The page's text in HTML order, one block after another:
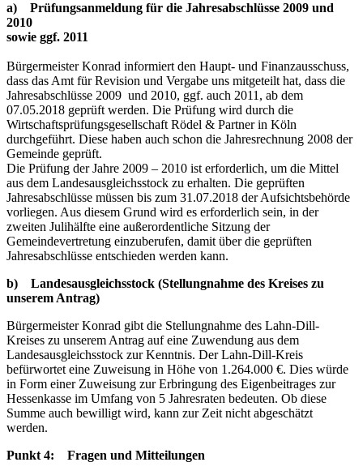
a) Prüfungsanmeldung für die Jahresabschlüsse 2009 und
2010
sowie ggf. 2011
Bürgermeister Konrad informiert den Haupt- und Finanzausschuss,
dass das Amt für Revision und Vergabe uns mitgeteilt hat, dass die
Jahresabschlüsse 2009 und 2010, ggf. auch 2011, ab dem
07.05.2018 geprüft werden. Die Prüfung wird durch die
Wirtschaftsprüfungsgesellschaft Rödel & Partner in Köln
durchgeführt. Diese haben auch schon die Jahresrechnung 2008 der
Gemeinde geprüft.
Die Prüfung der Jahre 2009 – 2010 ist erforderlich, um die Mittel
aus dem Landesausgleichsstock zu erhalten. Die geprüften
Jahresabschlüsse müssen bis zum 31.07.2018 der Aufsichtsbehörde
vorliegen. Aus diesem Grund wird es erforderlich sein, in der
zweiten Julihälfte eine außerordentliche Sitzung der
Gemeindevertretung einzuberufen, damit über die geprüften
Jahresabschlüsse entschieden werden kann.
b) Landesausgleichsstock (Stellungnahme des Kreises zu
unserem Antrag)
Bürgermeister Konrad gibt die Stellungnahme des Lahn-Dill-
Kreises zu unserem Antrag auf eine Zuwendung aus dem
Landesausgleichsstock zur Kenntnis. Der Lahn-Dill-Kreis
befürwortet eine Zuweisung in Höhe von 1.264.000 €. Dies würde
in Form einer Zuweisung zur Erbringung des Eigenbeitrages zur
Hessenkasse im Umfang von 5 Jahresraten bedeuten. Ob diese
Summe auch bewilligt wird, kann zur Zeit nicht abgeschätzt
werden.
Punkt 4: Fragen und Mitteilungen